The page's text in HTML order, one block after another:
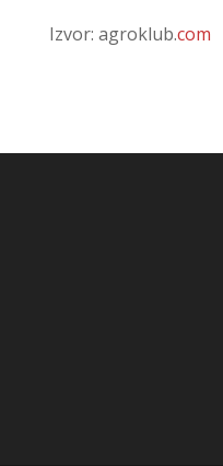
Izvor: agroklub.com